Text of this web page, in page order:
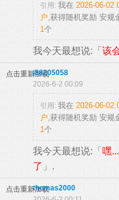
引用: 我在 2026-06-02
户,获得随机奖励 安规
1个
我今天最想说:「 该
点击重新加载j88205058
2026-6-2 00:09
引用: 我在 2026-06-02
户,获得随机奖励 安规
1个
我今天最想说:「 嘿
了 」.
点击重新加载thomas2000